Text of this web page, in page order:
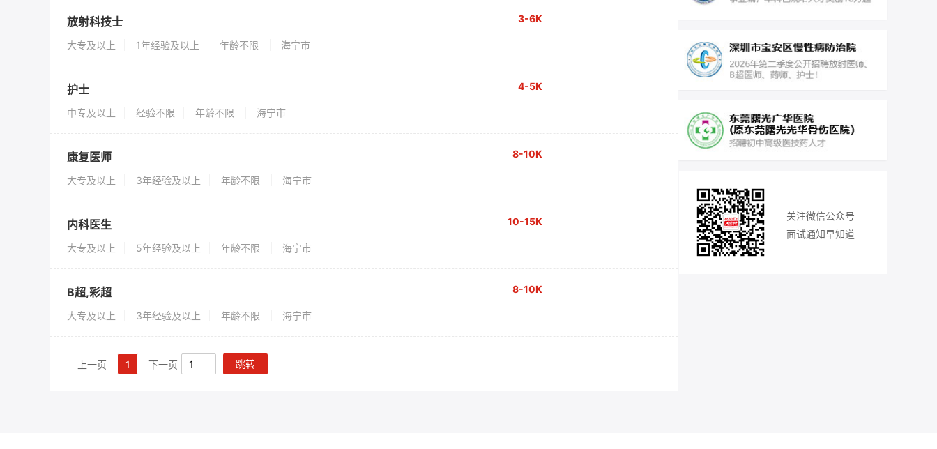
放射科技士 3-6K
大专及以上 1年经验及以上 年龄不限 海宁市
护士 4-5K
中专及以上 经验不限 年龄不限 海宁市
康复医师 8-10K
大专及以上 3年经验及以上 年龄不限 海宁市
内科医生 10-15K
大专及以上 5年经验及以上 年龄不限 海宁市
B超,彩超 8-10K
大专及以上 3年经验及以上 年龄不限 海宁市
上一页 1 下一页 跳转
关注微信公众号
面试通知早知道